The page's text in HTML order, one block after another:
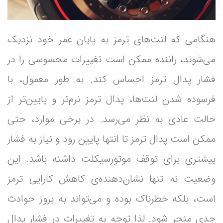
هنگامی که لنت‌های ترمز به پایان عمر خود نزدیک
می‌شوند، راننده ممکن است تغییرات محسوسی را در
فشار پدال ترمز احساس کند. به طور معمول، با
فرسوده شدن لنت‌ها، پدال ترمز نرم‌تر و پایین‌تر از
حالت عادی به نظر می‌رسد. در برخی موارد، حتی
ممکن است پدال ترمز تا انتها پایین رود و نیاز به فشار
بیشتری برای توقف موتورسیکلت داشته باشد. این
وضعیت نه تنها نشان‌دهنده‌ی کاهش کارایی ترمز
است، بلکه خطرناک بوده و می‌تواند به بروز حوادث
جدی منجر شود. لذا توجه به تغییرات در فشار پدال